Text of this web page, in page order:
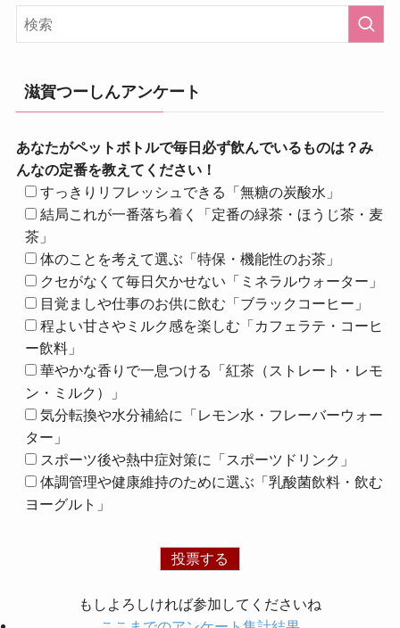
滋賀つーしんアンケート
あなたがペットボトルで毎日必ず飲んでいるものは？み
んなの定番を教えてください！
すっきりリフレッシュできる「無糖の炭酸水」
結局これが一番落ち着く「定番の緑茶・ほうじ茶・麦
茶」
体のことを考えて選ぶ「特保・機能性のお茶」
クセがなくて毎日欠かせない「ミネラルウォーター」
目覚ましや仕事のお供に飲む「ブラックコーヒー」
程よい甘さやミルク感を楽しむ「カフェラテ・コーヒ
ー飲料」
華やかな香りで一息つける「紅茶（ストレート・レモ
ン・ミルク）」
気分転換や水分補給に「レモン水・フレーバーウォー
ター」
スポーツ後や熱中症対策に「スポーツドリンク」
体調管理や健康維持のために選ぶ「乳酸菌飲料・飲む
ヨーグルト」
もしよろしければ参加してくださいね